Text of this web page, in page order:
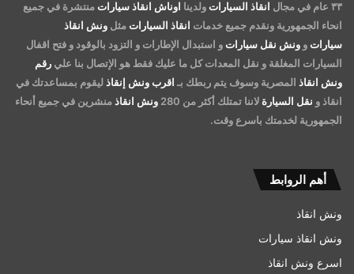
٣٣ عام في مجال
انقاذ السيارات ولدينا اوناش انقاذ سيارات منتشرة في جميع
انحاء الجمهورية ونقدم جميع خدمات انقاذ السيارات مثل ونش انقاذ
سيارات و ونش نقل سيارات و استبدال الإطارات و التزود بالوقود و فتح اقفال
السيارات المغلقة و نقل المعدات كل ما عليك فقط هو الإتصال بنا علي رقم
ونش انقاذ المصرية وسوف يتم ربطك بـ اقرب ونش إنقاذ ليقوم بمساعدتك في
انقاذ و نقل السيارة لاننا تمتلك أكثر من 280 ونش انقاذمنشرين في جميع أنحاء
الجمهورية لخدمتك باسرع وقت.
أهم الروابط
ونش انقاذ
ونش انقاذ سيارات
اسرع ونش انقاذ